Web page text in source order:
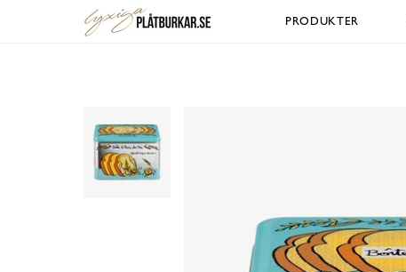
PRODUKTER